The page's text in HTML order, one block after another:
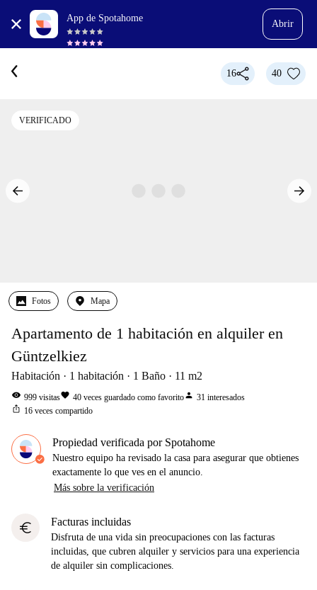
App de Spotahome
Abrir
16 40
VERIFICADO
Fotos Mapa
Apartamento de 1 habitación en alquiler en
Güntzelkiez
Habitación 1 habitación 1 Baño 11 m2
visibility 999 visitasfavorite 40 veces guardado como favoritoperson 31 interesados
ios_share 16 veces compartido
Propiedad verificada por Spotahome
Nuestro equipo ha revisado la casa para asegurar que obtienes
exactamente lo que ves en el anuncio.
Más sobre la verificación
euro Facturas incluidas
Disfruta de una vida sin preocupaciones con las facturas
incluidas, que cubren alquiler y servicios para una experiencia
de alquiler sin complicaciones.